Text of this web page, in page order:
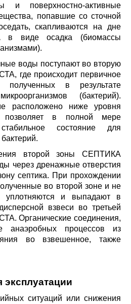
и поверхностно-активные
попавшие со сточной
скапливаются на дне
виде осадка (биомассы
воды поступают во вторую
где происходит первичное
полученных в результате
(бактерий).
расположено ниже уровня
в полной мере
состояние для
второй зоны СЕПТИКА
через дренажные отверстия
септика. При прохождении
во второй зоне и не
и выпадают в
взвеси во третьей
Органические соединения,
процессов из
во взвешенное, также
эксплуатации
ситуаций или снижения